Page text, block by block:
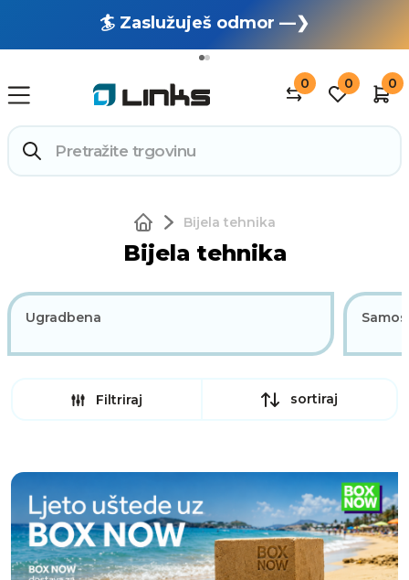
🏄 Zaslužuješ odmor —❯
🔥 OUTLET: TOTALNA RASPRODAJA —❯
0 0 0
Bijela tehnika
Bijela tehnika
Ugradbena
Filtriraj sortiraj